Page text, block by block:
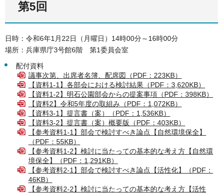
第5回
日時：令和6年1月22日（月曜日）14時00分～16時00分
場所：兵庫県庁3号館6階 第1委員会室
配付資料
議事次第、出席者名簿、配席図（PDF：223KB）
【資料1-1】各部会における検討結果（PDF：3,620KB）
【資料1-2】明石公園部会からの提案事項（PDF：398KB）
【資料2】令和5年度の取組み（PDF：1,072KB）
【資料3-1】提言書（案）（PDF：1,536KB）
【資料3-2】提言書（案）概要版（PDF：403KB）
【参考資料1-1】部会で検討すべき論点【自然環境保全】
（PDF：55KB）
【参考資料1-2】検討に当たっての基本的な考え方【自然環
境保全】（PDF：1,291KB）
【参考資料2-1】部会で検討すべき論点【活性化】（PDF：
46KB）
【参考資料2-2】検討に当たっての基本的な考え方【活性